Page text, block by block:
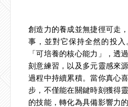
創造力的養成並無捷徑可走
事，並對它保持全然的投
「可培養的核心能力」，透
刻意練習，以及多元靈感來
過程中持續累積。當你真心
步，不僅能在關鍵時刻獲得
的技能，轉化為具備影響力